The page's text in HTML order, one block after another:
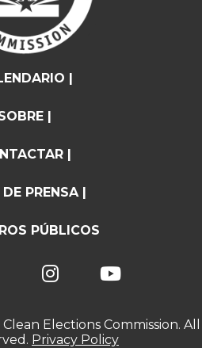
|
|
|
PRENSA |
PÚBLICOS
Elections Commission. All
Privacy Policy